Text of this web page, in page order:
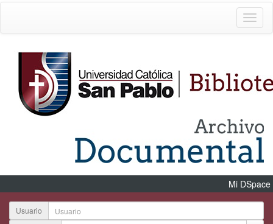
Mi DSpace
Usuario